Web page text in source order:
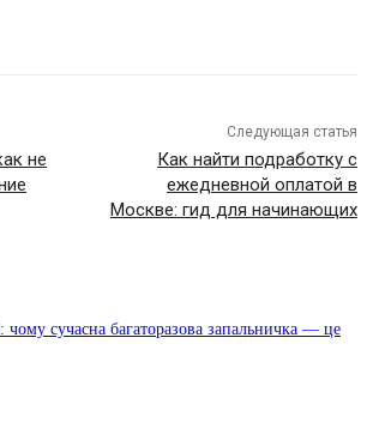
не
Следующая статья
Как найти подработку с
ежедневной оплатой в
Москве: гид для начинающих
чому сучасна багаторазова запальничка — це